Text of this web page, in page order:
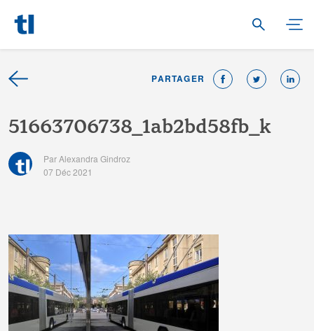
PARTAGER
51663706738 1ab2bd58f k
Par Alexandra Gindroz
07 Déc 2021